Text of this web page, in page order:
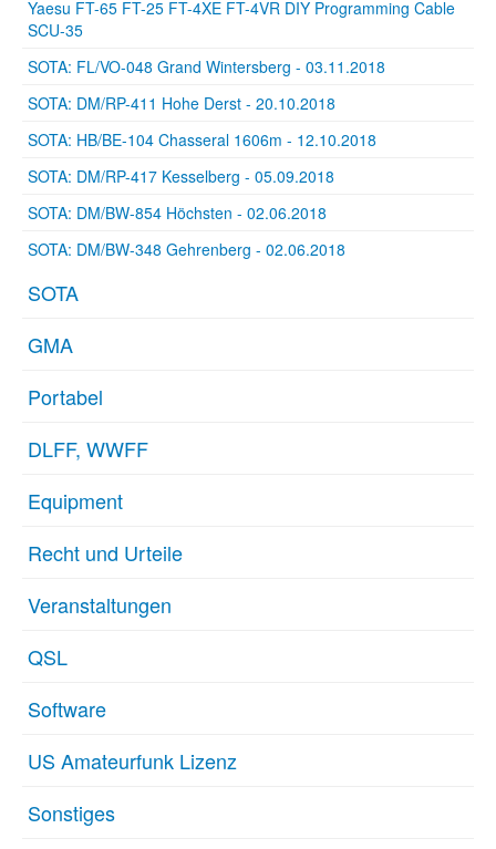
Yaesu FT-65 FT-25 FT-4XE FT-4VR DIY Programming Cable
SCU-35
SOTA: FL/VO-048 Grand Wintersberg - 03.11.2018
SOTA: DM/RP-411 Hohe Derst - 20.10.2018
SOTA: HB/BE-104 Chasseral 1606m - 12.10.2018
SOTA: DM/RP-417 Kesselberg - 05.09.2018
SOTA: DM/BW-854 Höchsten - 02.06.2018
SOTA: DM/BW-348 Gehrenberg - 02.06.2018
SOTA
GMA
Portabel
DLFF, WWFF
Equipment
Recht und Urteile
Veranstaltungen
QSL
Software
US Amateurfunk Lizenz
Sonstiges